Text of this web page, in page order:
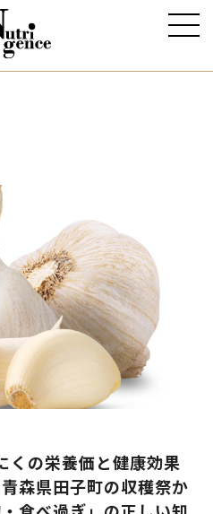
くの栄養価と健康効果
森県田子町の収穫祭か